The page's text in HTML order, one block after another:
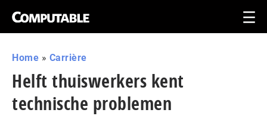
Home » Carrière
Helft thuiswerkers kent
technische problemen